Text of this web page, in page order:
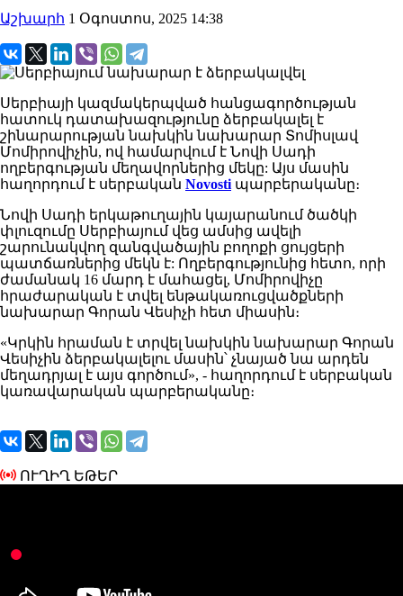
Աշխարհ 1 Օգոստոս, 2025 14:38
Սերբիայի կազմակերպված հանցագործության
հատուկ դատախազությունը ձերբակալել է
շինարարության նախկին նախարար Տոմիսլավ
Մոմիրովիչին, ով համարվում է Նովի Սադի
ողբերգության մեղավորներից մեկը: Այս մասին
հաղորդում է սերբական Novosti պարբերականը։
Նովի Սադի երկաթուղային կայարանում ծածկի
փլուզումը Սերբիայում վեց ամսից ավելի
շարունակվող զանգվածային բողոքի ցույցերի
պատճառներից մեկն է: Ողբերգությունից հետո, որի
ժամանակ 16 մարդ է մահացել, Մոմիրովիչը
հրաժարական է տվել ենթակառուցվածքների
նախարար Գորան Վեսիչի հետ միասին։
«Կրկին հրաման է տրվել նախկին նախարար Գորան
Վեսիչին ձերբակալելու մասին՝ չնայած նա արդեն
մեղադրյալ է այս գործում», - հաղորդում է սերբական
կառավարական պարբերականը։
ՈՒՂԻՂ ԵԹԵՐ